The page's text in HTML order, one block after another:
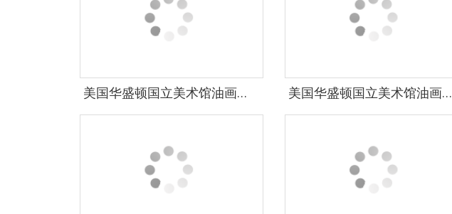
美国华盛顿国立美术馆油画藏画-1436 美国华盛顿国立美术馆油画藏画-1443